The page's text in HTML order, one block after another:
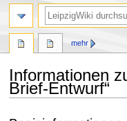
Informationen
Brief-Entwurf“
mehr